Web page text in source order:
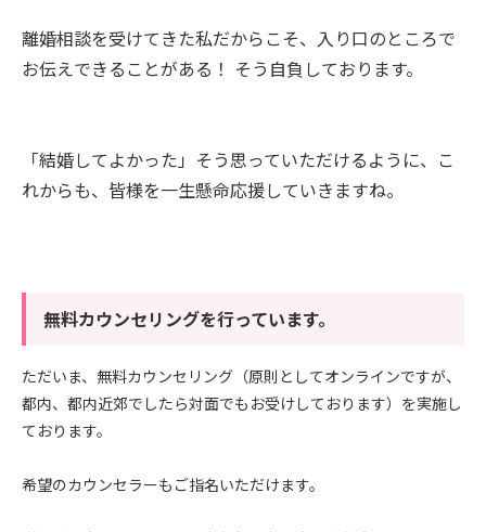
離婚相談を受けてきた私だからこそ、入り口のところで
お伝えできることがある！ そう自負しております。
「結婚してよかった」そう思っていただけるように、こ
れからも、皆様を一生懸命応援していきますね。
無料カウンセリングを行っています。
ただいま、無料カウンセリング（原則としてオンラインですが、
都内、都内近郊でしたら対面でもお受けしております）を実施し
ております。
希望のカウンセラーもご指名いただけます。